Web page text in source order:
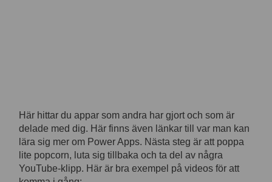
Här hittar du appar som andra har gjort och som är
delade med dig. Här finns även länkar till var man kan
lära sig mer om Power Apps. Nästa steg är att poppa
lite popcorn, luta sig tillbaka och ta del av några
YouTube-klipp. Här är bra exempel på videos för att